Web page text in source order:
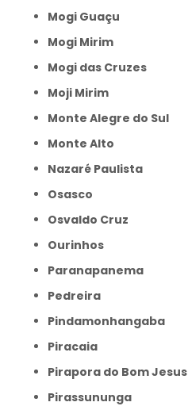
Mogi Guaçu
Mogi Mirim
Mogi das Cruzes
Moji Mirim
Monte Alegre do Sul
Monte Alto
Nazaré Paulista
Osasco
Osvaldo Cruz
Ourinhos
Paranapanema
Pedreira
Pindamonhangaba
Piracaia
Pirapora do Bom Jesus
Pirassununga